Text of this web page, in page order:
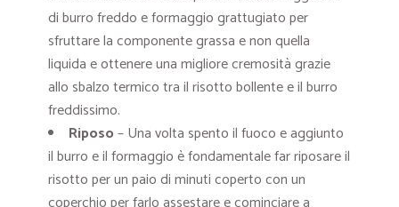
di burro freddo e formaggio grattugiato per
sfruttare la componente grassa e non quella
liquida e ottenere una migliore cremosità grazie
allo sbalzo termico tra il risotto bollente e il burro
freddissimo.
Riposo– Una volta spento il fuoco e aggiunto
il burro e il formaggio è fondamentale far riposare il
risotto per un paio di minuti coperto con un